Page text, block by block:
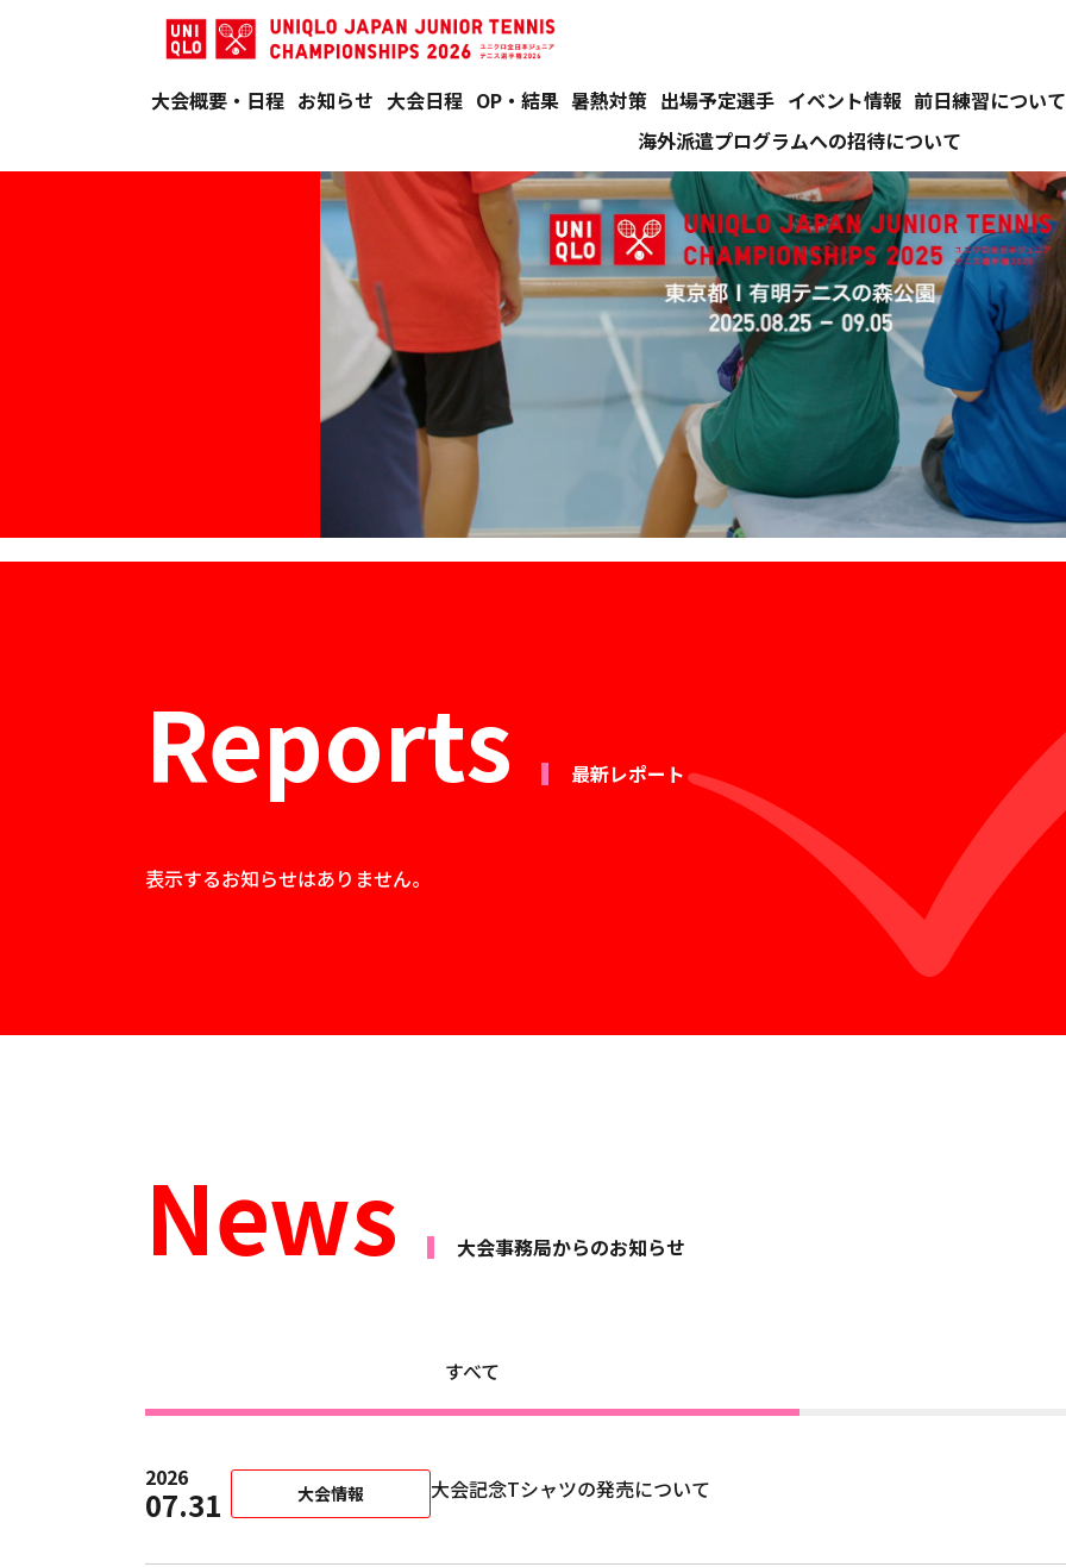
大会概要・日程 お知らせ 大会日程 OP・結果 暑熱対策 出場予定選手 イベント情報 前日練習について
海外派遣プログラムへの招待について
Reports 最新レポート
表示するお知らせはありません。
News ⼤会事務局からのお知らせ
すべて
2026
07.31 大会情報 大会記念Tシャツの発売について